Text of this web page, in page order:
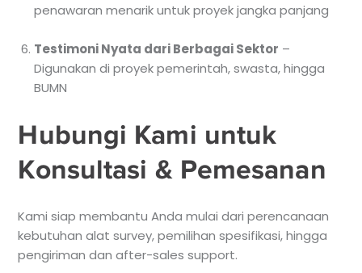
penawaran menarik untuk proyek jangka panjang
Testimoni Nyata dari Berbagai Sektor –
Digunakan di proyek pemerintah, swasta, hingga
BUMN
Hubungi Kami untuk
Konsultasi & Pemesanan
Kami siap membantu Anda mulai dari perencanaan
kebutuhan alat survey, pemilihan spesifikasi, hingga
pengiriman dan after-sales support.